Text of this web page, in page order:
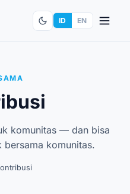
ID EN
komunitas — dan bisa
komunitas.